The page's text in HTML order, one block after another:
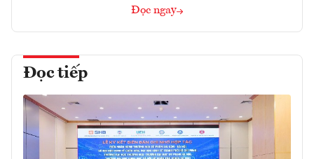
Đọc ngay
Đọc tiếp